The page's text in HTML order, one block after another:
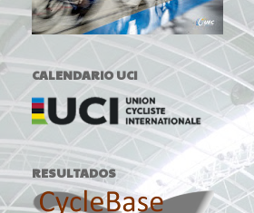
CALENDARIO UCI
RESULTADOS